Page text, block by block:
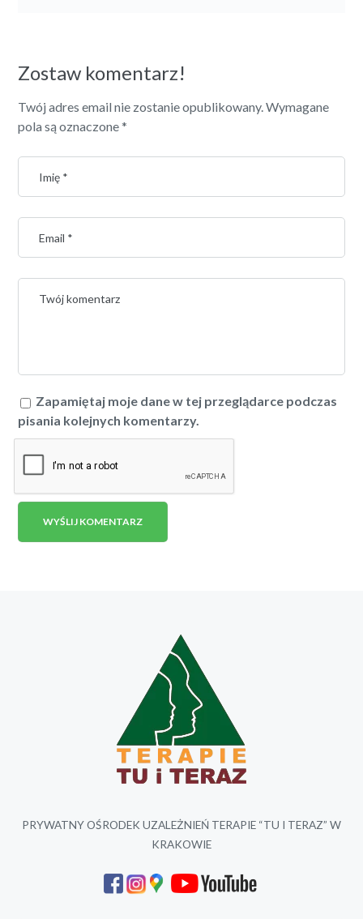
Zostaw komentarz!
Twój adres email nie zostanie opublikowany.Wymagane
pola są oznaczone*
Zapamiętaj moje dane w tej przeglądarce podczas
pisania kolejnych komentarzy.
PRYWATNY OŚRODEK UZALEŻNIEŃ TERAPIE “TU I TERAZ” W
KRAKOWIE